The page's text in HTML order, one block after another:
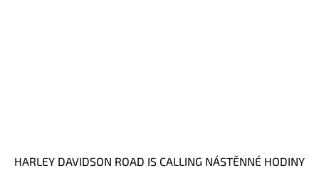
HARLEY DAVIDSON ROAD IS CALLING NÁSTĚNNÉ HODINY